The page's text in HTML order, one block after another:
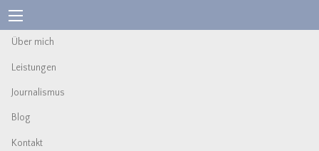
Über mich
Leistungen
Journalismus
Blog
Kontakt